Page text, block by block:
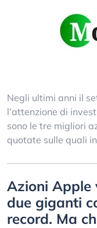
Negli ultimi anni il
l’attenzione di
sono le tre migliori
quotate sulle quali
Azioni Apple
due giganti
record. Ma